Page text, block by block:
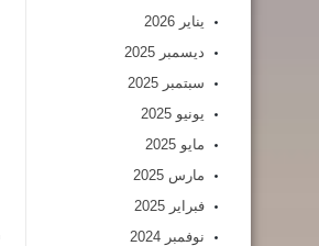
يناير 2026
ديسمبر 2025
سبتمبر 2025
يونيو 2025
مايو 2025
مارس 2025
فبراير 2025
نوفمبر 2024